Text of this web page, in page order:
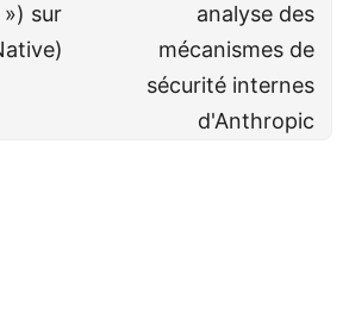
sur
analyse des
mécanismes de
sécurité internes
d'Anthropic